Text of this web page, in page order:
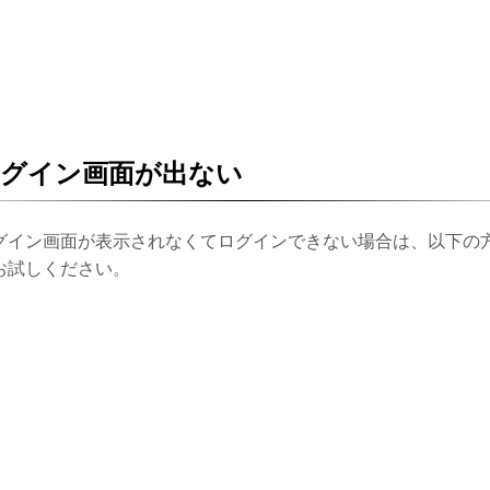
イン画面が出ない
イン画面が表示されなくてログインできない場合は、以下の
試しください。